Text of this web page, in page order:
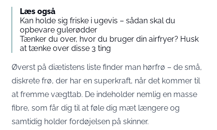
Læs også
Kan holde sig friske i ugevis – sådan skal du
opbevare gulerødder
Tænker du over, hvor du bruger din airfryer? Husk
at tænke over disse 3 ting
Øverst på diætistens liste finder man hørfrø – de små,
diskrete frø, der har en superkraft, når det kommer til
at fremme vægttab. De indeholder nemlig en masse
fibre, som får dig til at føle dig mæt længere og
samtidig holder fordøjelsen på skinner.